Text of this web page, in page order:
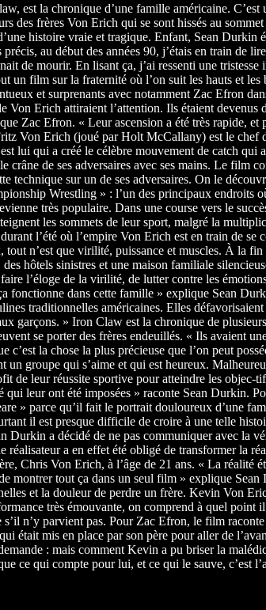
est la chronique d’une famille américaine. C’est
des frères Von Erich qui se sont hissés au
histoire vraie et tragique. Enfant, Sean Durkin
au début des années 90, j’étais en train de
de mourir. En lisant ça, j’ai ressenti une tristesse
un film sur la fraternité où l’on suit les hauts et les
et surprenants avec notamment Zac Efron
Von Erich attiraient l’attention. Ils étaient devenus
Zac Efron. « Leur ascension a été très rapide, et
Von Erich (joué par Holt McCallany) est le chef
lui qui a créé le célèbre mouvement de catch qui
crâne de ses adversaires avec ses mains. Le film
technique sur un de ses adversaires. On le
Wrestling » : l’un des principaux endroits
très populaire. Dans une course vers le
les sommets de leur sport, malgré la
l’été où l’empire Von Erich est en train de se
n’est que virilité, puissance et muscles. À la
hôtels sinistres et une maison familiale
l’éloge de la virilité, de lutter contre les
fonctionne dans cette famille » explique Sean
traditionnelles américaines. Elles
garçons. » Iron Claw est la chronique de
se porter des frères endeuillés. « Ils avaient
c’est la chose la plus précieuse que l’on peut
groupe qui s’aime et qui est heureux.
de leur réussite sportive pour atteindre les objec-
qui leur ont été imposées » raconte Sean Durkin.
» parce qu’il fait le portrait douloureux d’une
il est presque difficile de croire à une telle
Durkin a décidé de ne pas communiquer avec la
a en effet été obligé de transformer la
Chris Von Erich, à l’âge de 21 ans. « La réalité
montrer tout ça dans un seul film » explique
et la douleur de perdre un frère. Kevin Von
très émouvante, on comprend à quel point
s’il n’y parvient pas. Pour Zac Efron, le film
était mis en place par son père pour aller de
: mais comment Kevin a pu briser la
ce qui compte pour lui, et ce qui le sauve, c’est